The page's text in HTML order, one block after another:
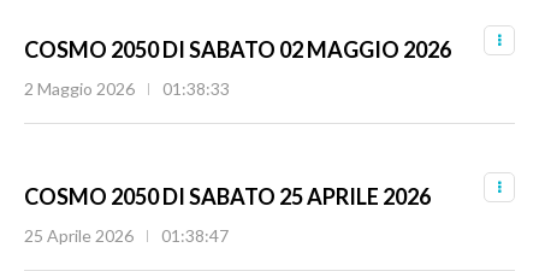
COSMO 2050 DI SABATO 02 MAGGIO 2026
2 Maggio 2026 01:38:33
COSMO 2050 DI SABATO 25 APRILE 2026
25 Aprile 2026 01:38:47